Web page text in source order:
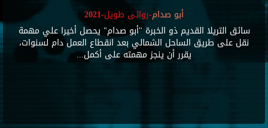
أبو صدام-روائى طويل-2021
سائق التريلا القديم ذو الخبرة "أبو صدام" يحصل أخيرا علي مهمة
نقل على طريق الساحل الشمالي بعد انقطاع العمل دام لسنوات،
يقرر أن ينجز مهمته على أكمل...